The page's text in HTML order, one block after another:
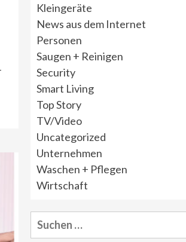
Kleingeräte
News aus dem Internet
Personen
Saugen + Reinigen
Security
Smart Living
Top Story
TV/Video
Uncategorized
Unternehmen
Waschen + Pflegen
Wirtschaft
Suchen
nach: